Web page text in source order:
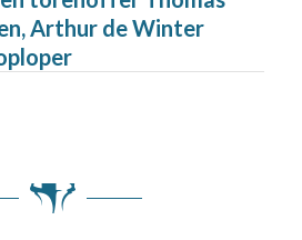
Arthur de Winter